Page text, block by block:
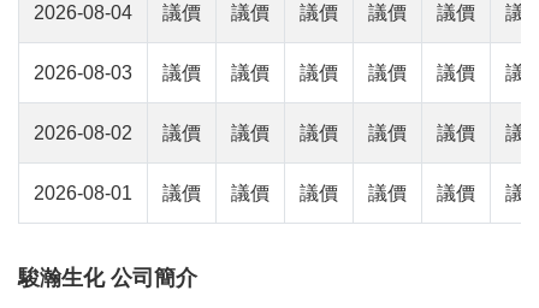
2026-08-04 議價 議價 議價 議價 議價 議
2026-08-03 議價 議價 議價 議價 議價 議
2026-08-02 議價 議價 議價 議價 議價 議
2026-08-01 議價 議價 議價 議價 議價 議
駿瀚生化 公司簡介